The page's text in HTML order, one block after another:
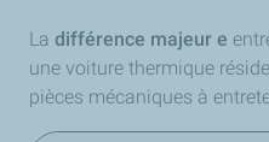
La différence majeur e
une voiture thermique
pièces mécaniques à